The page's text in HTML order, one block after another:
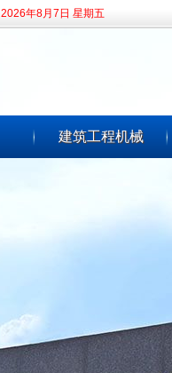
2026年8月7日 星期五
建筑工程机械